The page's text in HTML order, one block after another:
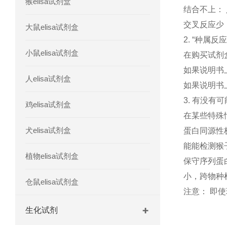
大鼠elisa试剂盒
小鼠elisa试剂盒
人elisa试剂盒
鸡elisa试剂盒
犬elisa试剂盒
植物elisa试剂盒
仓鼠elisa试剂盒
生化试剂
结合不上：
交叉反应少
2. “种属反
在购买试剂
如果说明书
如果说明书
3. 有没有可
在某些特殊
蛋白同源性
能能检测猴
保守序列蛋
小，跨物种
注意： 即